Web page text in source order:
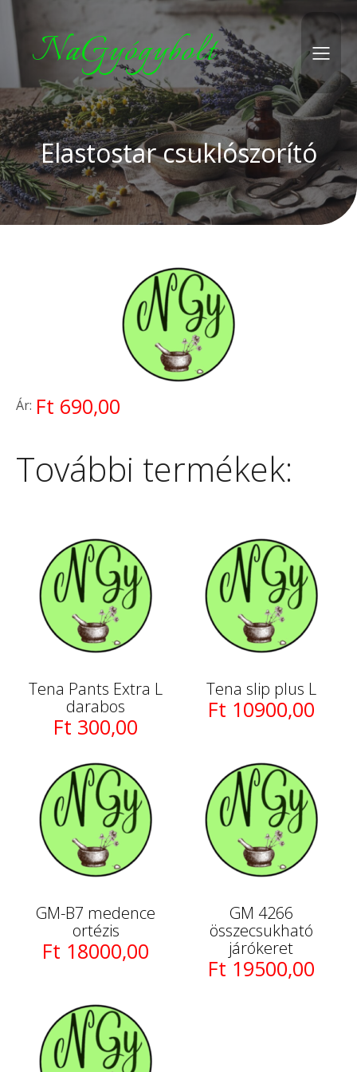
NaGyógybolt
Elastostar csuklószorító
Ár: Ft 690,00
További termékek:
Tena Pants Extra L
darabos
Ft 300,00
Tena slip plus L
Ft 10900,00
GM-B7 medence
ortézis
Ft 18000,00
GM 4266
összecsukható
járókeret
Ft 19500,00